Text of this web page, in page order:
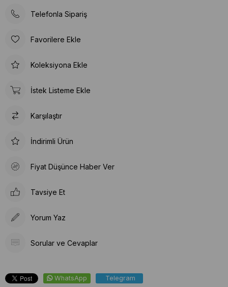
Telefonla Sipariş
Favorilere Ekle
Koleksiyona Ekle
İstek Listeme Ekle
Karşılaştır
İndirimli Ürün
Fiyat Düşünce Haber Ver
Tavsiye Et
Yorum Yaz
Sorular ve Cevaplar
WhatsApp Telegram